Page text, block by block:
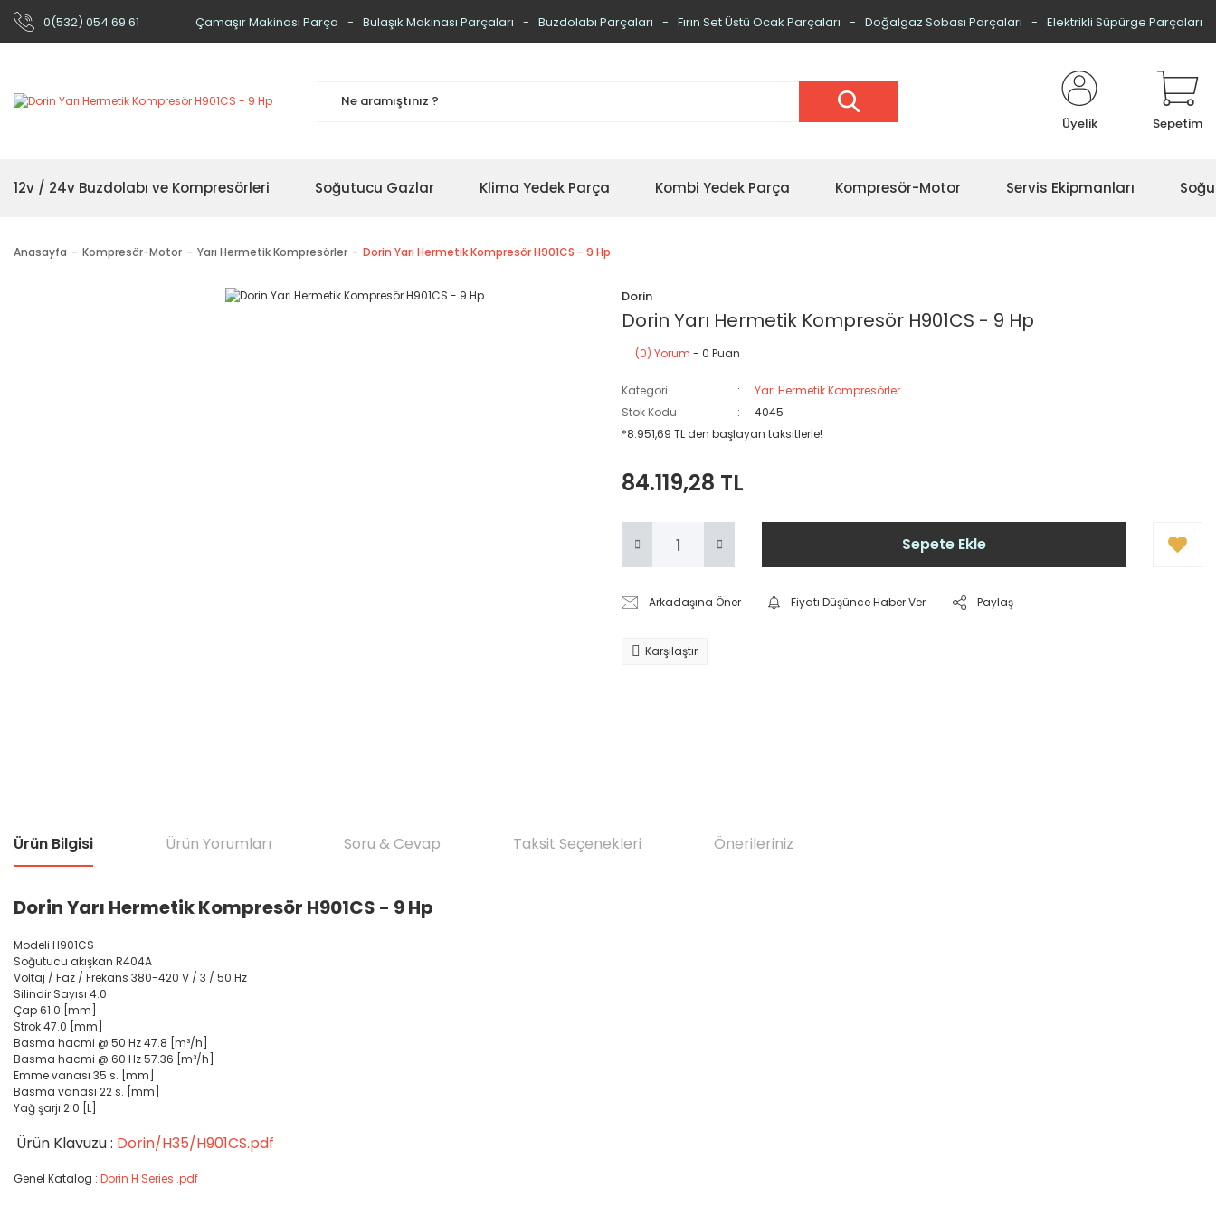
0(532) 054 69 61 Çamaşır Makinası Parça Bulaşık Makinası Parçaları Buzdolabı Parçaları Fırın Set Üstü Ocak Parçaları Doğalgaz Sobası Parçaları Elektrikli Süpürge Parçaları
Üyelik Sepetim
12v / 24v Buzdolabı ve Kompresörleri Soğutucu Gazlar Klima Yedek Parça Kombi Yedek Parça Kompresör-Motor Servis Ekipmanları
Anasayfa Kompresör-Motor Yarı Hermetik Kompresörler Dorin Yarı Hermetik Kompresör H901CS - 9 Hp
Dorin
Dorin Yarı Hermetik Kompresör H901CS - 9 Hp
(0) Yorum - 0 Puan
Kategori
Yarı Hermetik Kompresörler
Stok Kodu
4045
*8.951,69 TL den başlayan taksitlerle!
84.119,28 TL
Sepete Ekle
Arkadaşına Öner Fiyatı Düşünce Haber Ver Paylaş
Karşılaştır
Ürün Bilgisi Ürün Yorumları Soru & Cevap Taksit Seçenekleri Önerileriniz
Dorin Yarı Hermetik Kompresör H901CS - 9 Hp
Modeli H901CS
Soğutucu akışkan R404A
Voltaj / Faz / Frekans 380-420 V / 3 / 50 Hz
Silindir Sayısı 4.0
Çap 61.0 [mm]
Strok 47.0 [mm]
Basma hacmi @ 50 Hz 47.8 [m³/h]
Basma hacmi @ 60 Hz 57.36 [m³/h]
Emme vanası 35 s. [mm]
Basma vanası 22 s. [mm]
Yağ şarjı 2.0 [L]
Ürün Klavuzu : Dorin/H35/H901CS.pdf
Genel Katalog : Dorin H Series .pdf